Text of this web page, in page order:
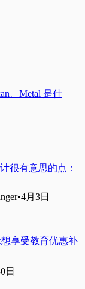
、Metal 是什
很有意思的点：
•4月3日
享受教育优惠补
日